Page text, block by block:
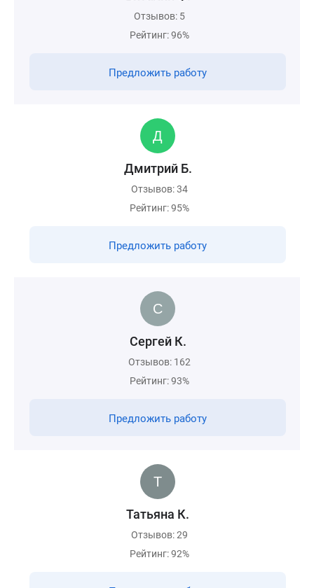
Отзывов: 5
Рейтинг: 96%
Предложить работу
Дмитрий Б.
Отзывов: 34
Рейтинг: 95%
Предложить работу
Сергей К.
Отзывов: 162
Рейтинг: 93%
Предложить работу
Татьяна К.
Отзывов: 29
Рейтинг: 92%